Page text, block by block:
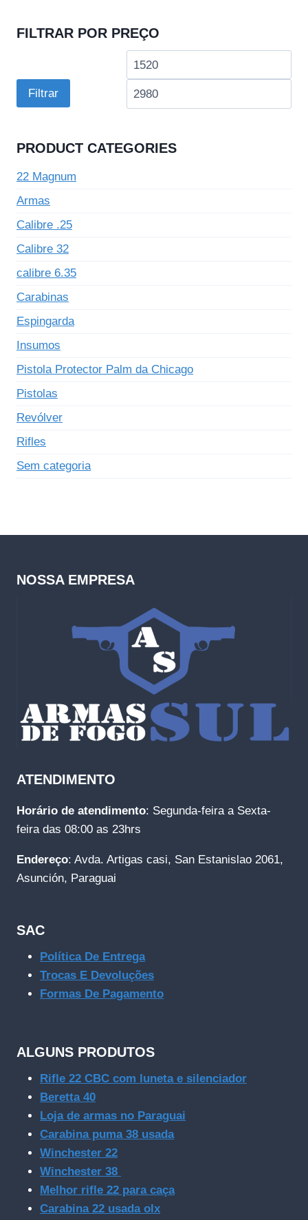
FILTRAR POR PREÇO
Preço
Filtrar
PRODUCT CATEGORIES
22 Magnum
Armas
Calibre .25
Calibre 32
calibre 6.35
Carabinas
Espingarda
Insumos
Pistola Protector Palm da Chicago
Pistolas
Revólver
Rifles
Sem categoria
NOSSA EMPRESA
ATENDIMENTO
Horário de atendimento: Segunda-feira a Sexta-
feira das 08:00 as 23hrs
Endereço: Avda. Artigas casi, San Estanislao 2061,
Asunción, Paraguai
SAC
Política De Entrega
Trocas E Devoluções
Formas De Pagamento
ALGUNS PRODUTOS
Rifle 22 CBC com luneta e silenciador
Beretta 40
Loja de armas no Paraguai
Carabina puma 38 usada
Winchester 22
Winchester 38
Melhor rifle 22 para caça
Carabina 22 usada olx